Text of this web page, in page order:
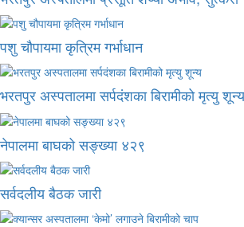
पशु चौपायमा कृत्रिम गर्भाधान
भरतपुर अस्पतालमा सर्पदंशका बिरामीको मृत्यु शून्य
नेपालमा बाघको सङ्ख्या ४२९
सर्वदलीय बैठक जारी